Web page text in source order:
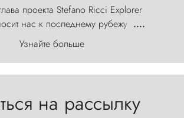
проекта Stefano Ricci Explorer
нас к последнему рубежу
мира, где ветер с
яростью ваяет ландшафт, а пики
Пайне, словно каменные стражи,
....
Узнайте больше
на рассылку